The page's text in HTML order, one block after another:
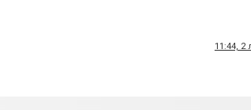
11:44, 2